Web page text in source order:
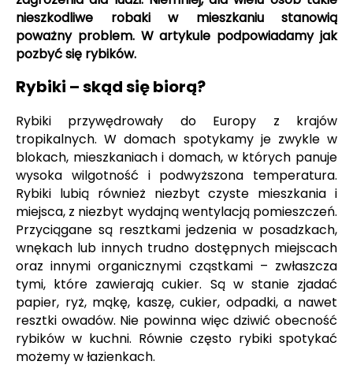
nieszkodliwe robaki w mieszkaniu stanowią
poważny problem. W artykule podpowiadamy jak
pozbyć się rybików.
Rybiki – skąd się biorą?
Rybiki przywędrowały do Europy z krajów
tropikalnych. W domach spotykamy je zwykle w
blokach, mieszkaniach i domach, w których panuje
wysoka wilgotność i podwyższona temperatura.
Rybiki lubią również niezbyt czyste mieszkania i
miejsca, z niezbyt wydajną wentylacją pomieszczeń.
Przyciągane są resztkami jedzenia w posadzkach,
wnękach lub innych trudno dostępnych miejscach
oraz innymi organicznymi cząstkami – zwłaszcza
tymi, które zawierają cukier. Są w stanie zjadać
papier, ryż, mąkę, kaszę, cukier, odpadki, a nawet
resztki owadów. Nie powinna więc dziwić obecność
rybików w kuchni. Równie często rybiki spotykać
możemy w łazienkach.